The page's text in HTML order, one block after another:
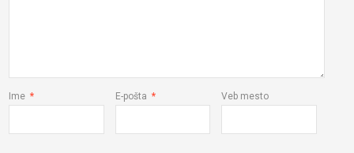
Ime * E-pošta * Veb mesto